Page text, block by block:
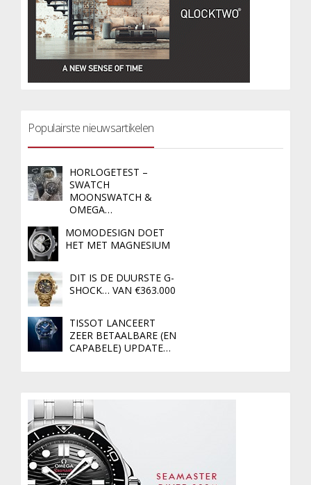
Populairste nieuwsartikelen
HORLOGETEST –
SWATCH
MOONSWATCH &
OMEGA…
MOMODESIGN DOET
HET MET MAGNESIUM
DIT IS DE DUURSTE G-
SHOCK… VAN €363.000
TISSOT LANCEERT
ZEER BETAALBARE (EN
CAPABELE) UPDATE…